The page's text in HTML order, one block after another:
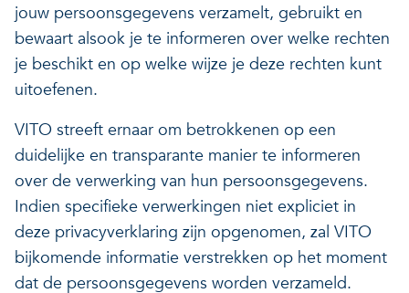
jouw persoonsgegevens verzamelt, gebruikt en
bewaart alsook je te informeren over welke rechten
je beschikt en op welke wijze je deze rechten kunt
uitoefenen.
VITO streeft ernaar om betrokkenen op een
duidelijke en transparante manier te informeren
over de verwerking van hun persoonsgegevens.
Indien specifieke verwerkingen niet expliciet in
deze privacyverklaring zijn opgenomen, zal VITO
bijkomende informatie verstrekken op het moment
dat de persoonsgegevens worden verzameld.